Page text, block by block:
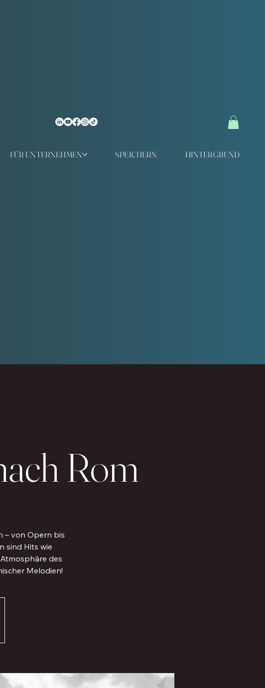
FÜR UNTERNEHMEN SPEICHERN HINTERGRUND
Rom
– von Opern bis
sind Hits wie
Atmosphäre des
Melodien!